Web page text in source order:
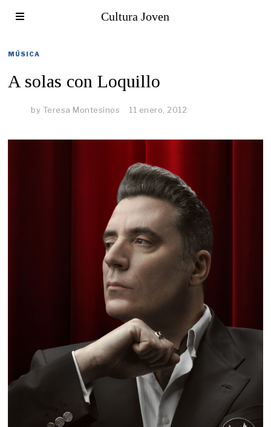
Cultura Joven
MÚSICA
A solas con Loquillo
by Teresa Montesinos 11 enero, 2012